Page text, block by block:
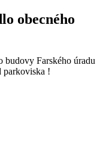
obecného
budovy Farského úradu
parkoviska !